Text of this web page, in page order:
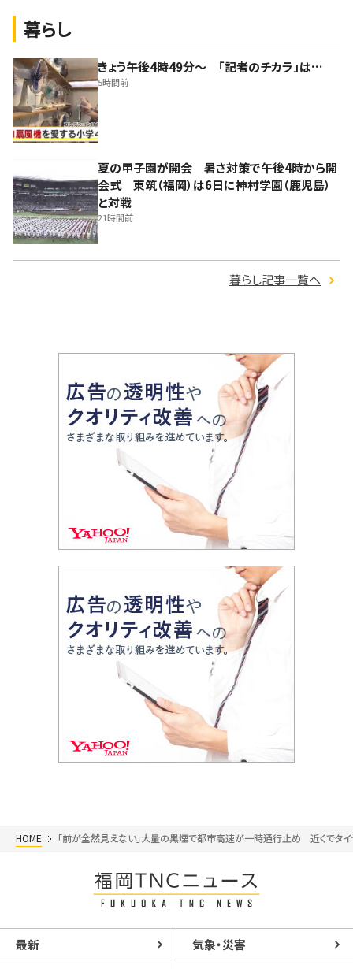
暮らし
きょう午後4時49分～ 「記者のチカラ」は…
5時間前
夏の甲子園が開会 暑さ対策で午後4時から開
会式 東筑（福岡）は6日に神村学園（鹿児島）
と対戦
21時間前
暮らし記事一覧へ
HOME 「前が全然見えない」大量の黒煙で都市高速が一時通行止め 近くで
最新
気象・災害